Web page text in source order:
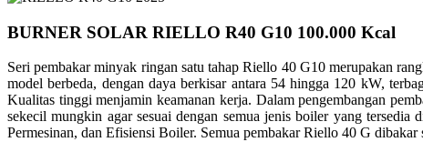
BURNER SOLAR RIELLO R40 G10 100.000 Kcal
Seri pembakar minyak ringan satu tahap Riello 40 G10 merupakan
model berbeda, dengan daya berkisar antara 54 hingga 120 kW,
Kualitas tinggi menjamin keamanan kerja. Dalam pengembangan
sekecil mungkin agar sesuai dengan semua jenis boiler yang
Permesinan, dan Efisiensi Boiler. Semua pembakar Riello 40 G